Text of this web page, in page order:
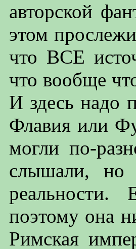
авторской
этом
что ВСЕ
что вообще
И здесь надо
Флавия или
могли по-
слышали, но
поэтому она
Римская